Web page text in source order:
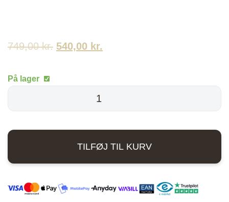
749,00kr. Den
749,00 kr..
540,00 kr.
540,00 kr..
På lager
-
-
ben
TILFØJ TIL KURV